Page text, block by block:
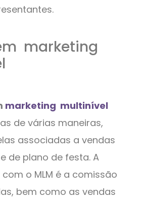
marketing
marketing multinível
de várias maneiras,
associadas a vendas
de plano de festa. A
o MLM é a comissão
bem como as vendas